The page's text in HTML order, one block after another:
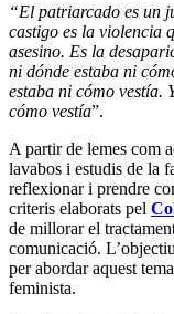
“El patriarcado es un
castigo es la violencia
asesino. Es la
ni dónde estaba ni
estaba ni cómo vestía.
cómo vestía”.
A partir de lemes com
lavabos i estudis de la
reflexionar i prendre
criteris elaborats pel
de millorar el
comunicació.
per abordar aquest
feminista.